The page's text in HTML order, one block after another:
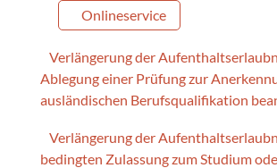
Onlineservice
Verlängerung der
Ablegung einer Prüfung zur
ausländischen Berufsqualifikation
Verlängerung der
bedingten Zulassung zum Studium